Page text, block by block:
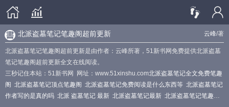
云峰/著
北派盗墓笔记笔趣阁超前更新
北派盗墓笔记笔趣阁超前更新是由作者：云峰所著，51新书网免费提供北派盗墓
笔记笔趣阁超前更新全文在线阅读。
三秒记住本站：51新书网 网址：www.51xinshu.com北派盗墓笔记全文免费笔趣
阁 北派盗墓笔记顶点笔趣阁 北派盗墓笔记免费阅读是什么东西等 北派盗墓笔记
作者写的是真的吗 北派 盗墓笔记 最新 北派盗墓笔记最新 北派盗墓笔记笔趣阁